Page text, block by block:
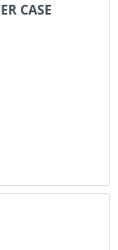
CASE